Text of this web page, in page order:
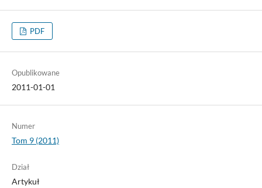
PDF
Opublikowane
2011-01-01
Numer
Tom 9 (2011)
Dział
Artykuł